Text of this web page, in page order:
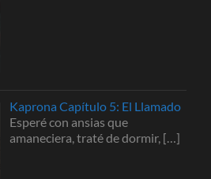
Kaprona Capítulo 5: El Llamado
Esperé con ansias que
amaneciera, traté de dormir, […]